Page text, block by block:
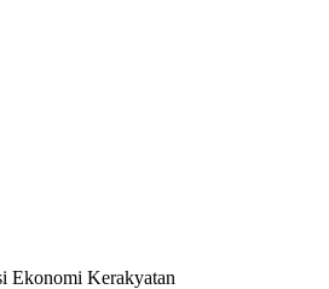
Ekonomi Kerakyatan